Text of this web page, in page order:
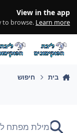
View in the app
to browse. Learn more
בית חיפוש